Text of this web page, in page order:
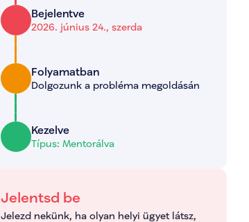
Bejelentve
2026. június 24., szerda
Folyamatban
Dolgozunk a probléma megoldásán
Kezelve
Típus: Mentorálva
Jelentsd be
Jelezd nekünk, ha olyan helyi ügyet látsz,